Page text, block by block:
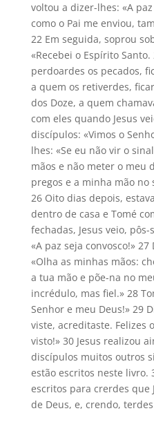
voltou a dizer-lhes: «A
como o Pai me enviou,
22 Em seguida, soprou
«Recebei o Espírito
perdoardes os pecados,
a quem os retiverdes,
dos Doze, a quem
com eles quando Jesus
discípulos: «Vimos o
lhes: «Se eu não vir o
mãos e não meter o meu
pregos e a minha mão no
26 Oito dias depois,
dentro de casa e Tomé
fechadas, Jesus veio,
«A paz seja convosco!»
«Olha as minhas mãos:
a tua mão e põe-na no
incrédulo, mas fiel.» 28
Senhor e meu Deus!» 29
viste, acreditaste. Felizes
visto!» 30 Jesus realizou
discípulos muitos outros
estão escritos neste livro.
escritos para crerdes que
de Deus, e, crendo,